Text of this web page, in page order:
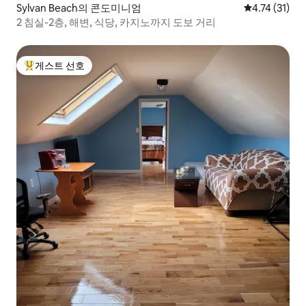
Sylvan Beach의 콘도미니엄 평점 4.74점
4.74 (31)
2 침실-2층, 해변, 식당, 카지노까지 도보 거리
상위 게스트 선호
게스트 선호